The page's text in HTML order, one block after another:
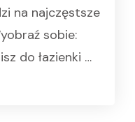
na najczęstsze
sobie:
do łazienki …